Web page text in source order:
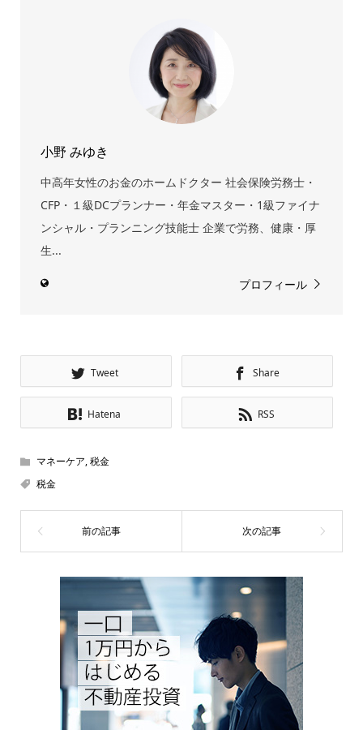
小野 みゆき
中高年女性のお金のホームドクター 社会保険労務士・
CFP・１級DCプランナー・年金マスター・1級ファイナ
ンシャル・プランニング技能士 企業で労務、健康・厚
生...
プロフィール
Tweet Share
Hatena RSS
マネーケア,税金
税金